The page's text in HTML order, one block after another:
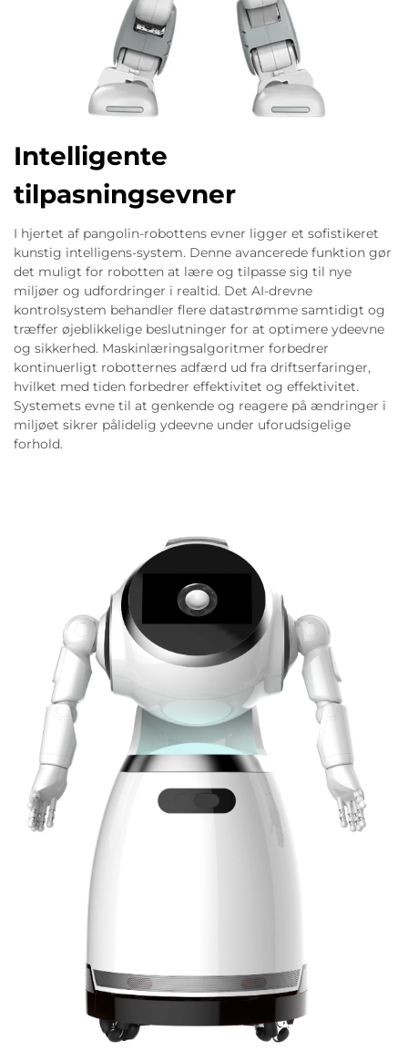
Intelligente
tilpasningsevner
I hjertet af pangolin-robottens evner ligger et sofistikeret
kunstig intelligens-system. Denne avancerede funktion gør
det muligt for robotten at lære og tilpasse sig til nye
miljøer og udfordringer i realtid. Det AI-drevne
kontrolsystem behandler flere datastrømme samtidigt og
træffer øjeblikkelige beslutninger for at optimere ydeevne
og sikkerhed. Maskinlæringsalgoritmer forbedrer
kontinuerligt robotternes adfærd ud fra driftserfaringer,
hvilket med tiden forbedrer effektivitet og effektivitet.
Systemets evne til at genkende og reagere på ændringer i
miljøet sikrer pålidelig ydeevne under uforudsigelige
forhold.